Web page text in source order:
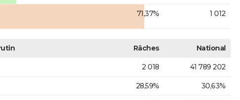
71,37% 1 012
Râches National
2 018 41 789 202
28,59% 30,63%